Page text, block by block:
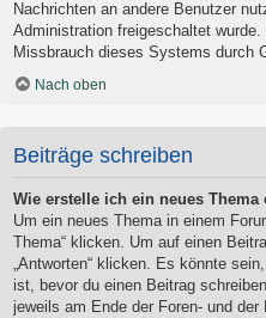
Nachrichten an andere Benutzer
Administration freigeschaltet
Missbrauch dieses Systems durch
Nach oben
Beiträge schreiben
Wie erstelle ich ein neues Thema
Um ein neues Thema in einem
Thema“ klicken. Um auf einen
„Antworten“ klicken. Es könnte
ist, bevor du einen Beitrag
jeweils am Ende der Foren- und